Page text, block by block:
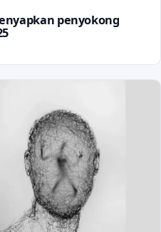
penyokong